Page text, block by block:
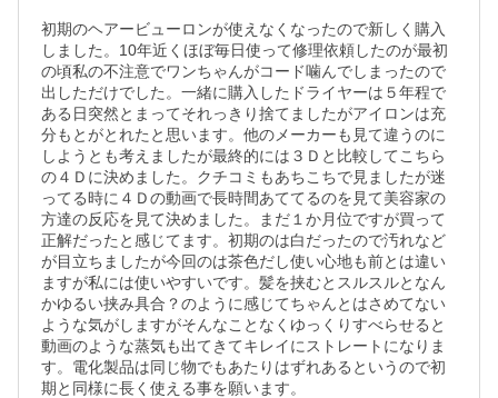
初期のヘアービューロンが使えなくなったので新しく購入
しました。10年近くほぼ毎日使って修理依頼したのが最初
の頃私の不注意でワンちゃんがコード噛んでしまったので
出しただけでした。一緒に購入したドライヤーは５年程で
ある日突然とまってそれっきり捨てましたがアイロンは充
分もとがとれたと思います。他のメーカーも見て違うのに
しようとも考えましたが最終的には３Ｄと比較してこちら
の４Ｄに決めました。クチコミもあちこちで見ましたが迷
ってる時に４Ｄの動画で長時間あててるのを見て美容家の
方達の反応を見て決めました。まだ１か月位ですが買って
正解だったと感じてます。初期のは白だったので汚れなど
が目立ちましたが今回のは茶色だし使い心地も前とは違い
ますが私には使いやすいです。髪を挟むとスルスルとなん
かゆるい挟み具合？のように感じてちゃんとはさめてない
ような気がしますがそんなことなくゆっくりすべらせると
動画のような蒸気も出てきてキレイにストレートになりま
す。電化製品は同じ物でもあたりはずれあるというので初
期と同様に長く使える事を願います。